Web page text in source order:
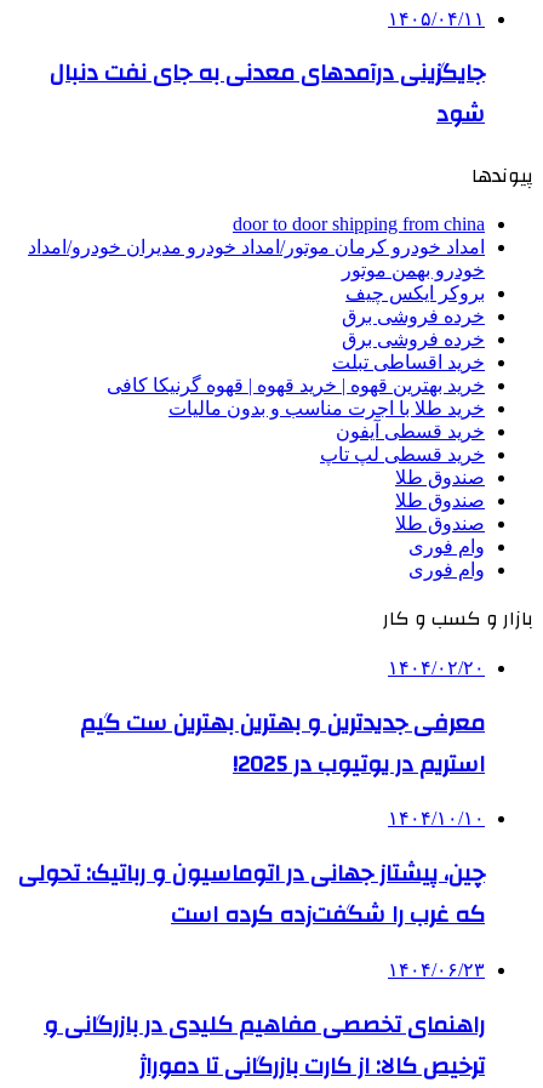
۱۴۰۵/۰۴/۱۱
جایگزینی درآمدهای معدنی به جای نفت دنبال
شود
پیوندها
door to door shipping from china
امداد خودرو کرمان موتور/امداد خودرو مدیران خودرو/امداد
خودرو بهمن موتور
بروکر ایکس چیف
خرده فروشی برق
خرده فروشی برق
خرید اقساطی تبلت
خرید بهترین قهوه | خرید قهوه | قهوه گرنیکا کافی
خرید طلا با اجرت مناسب و بدون مالیات
خرید قسطی آیفون
خرید قسطی لپ تاپ
صندوق طلا
صندوق طلا
صندوق طلا
وام فوری
وام فوری
بازار و کسب و کار
۱۴۰۴/۰۲/۲۰
معرفی جدیدترین و بهترین بهترین ست گیم
استریم در یوتیوب در 2025!
۱۴۰۴/۱۰/۱۰
چین، پیشتاز جهانی در اتوماسیون و رباتیک: تحولی
که غرب را شگفت‌زده کرده است
۱۴۰۴/۰۶/۲۳
راهنمای تخصصی مفاهیم کلیدی در بازرگانی و
ترخیص کالا: از کارت بازرگانی تا دموراژ